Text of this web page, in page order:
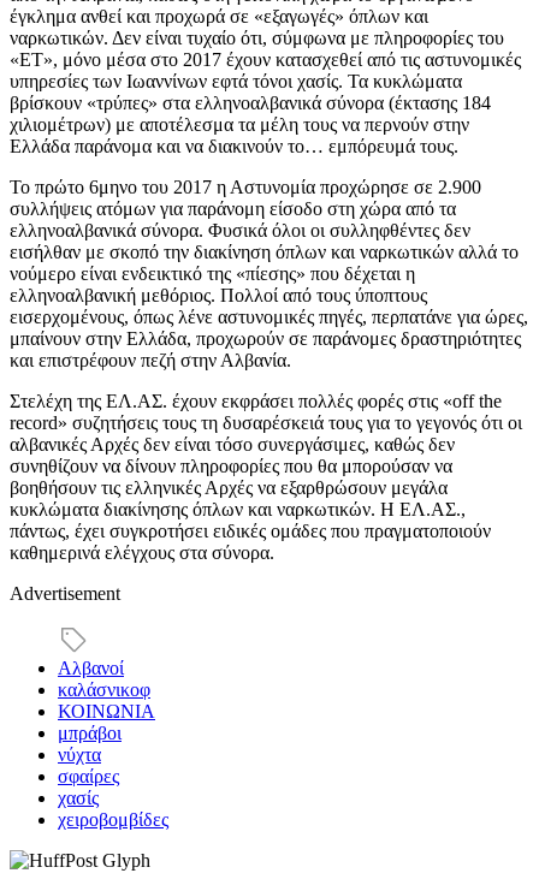
έγκλημα ανθεί και προχωρά σε «εξαγωγές» όπλων και
ναρκωτικών. Δεν είναι τυχαίο ότι, σύμφωνα με πληροφορίες του
«ΕΤ», μόνο μέσα στο 2017 έχουν κατασχεθεί από τις αστυνομικές
υπηρεσίες των Ιωαννίνων εφτά τόνοι χασίς. Τα κυκλώματα
βρίσκουν «τρύπες» στα ελληνοαλβανικά σύνορα (έκτασης 184
χιλιομέτρων) με αποτέλεσμα τα μέλη τους να περνούν στην
Ελλάδα παράνομα και να διακινούν το… εμπόρευμά τους.
Το πρώτο 6μηνο του 2017 η Αστυνομία προχώρησε σε 2.900
συλλήψεις ατόμων για παράνομη είσοδο στη χώρα από τα
ελληνοαλβανικά σύνορα. Φυσικά όλοι οι συλληφθέντες δεν
εισήλθαν με σκοπό την διακίνηση όπλων και ναρκωτικών αλλά το
νούμερο είναι ενδεικτικό της «πίεσης» που δέχεται η
ελληνοαλβανική μεθόριος. Πολλοί από τους ύποπτους
εισερχομένους, όπως λένε αστυνομικές πηγές, περπατάνε για ώρες,
μπαίνουν στην Ελλάδα, προχωρούν σε παράνομες δραστηριότητες
και επιστρέφουν πεζή στην Αλβανία.
Στελέχη της ΕΛ.ΑΣ. έχουν εκφράσει πολλές φορές στις «off the
record» συζητήσεις τους τη δυσαρέσκειά τους για το γεγονός ότι οι
αλβανικές Αρχές δεν είναι τόσο συνεργάσιμες, καθώς δεν
συνηθίζουν να δίνουν πληροφορίες που θα μπορούσαν να
βοηθήσουν τις ελληνικές Αρχές να εξαρθρώσουν μεγάλα
κυκλώματα διακίνησης όπλων και ναρκωτικών. Η ΕΛ.ΑΣ.,
πάντως, έχει συγκροτήσει ειδικές ομάδες που πραγματοποιούν
καθημερινά ελέγχους στα σύνορα.
Advertisement
Αλβανοί
καλάσνικοφ
ΚΟΙΝΩΝΙΑ
μπράβοι
νύχτα
σφαίρες
χασίς
χειροβομβίδες